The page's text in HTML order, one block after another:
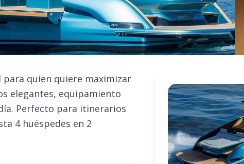
quien quiere maximizar
elegantes, equipamiento
Perfecto para itinerarios
4 huéspedes en 2